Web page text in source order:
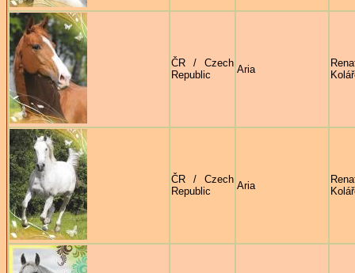
ČR / Czech
Republic
Aria
ČR / Czech
Republic
Aria